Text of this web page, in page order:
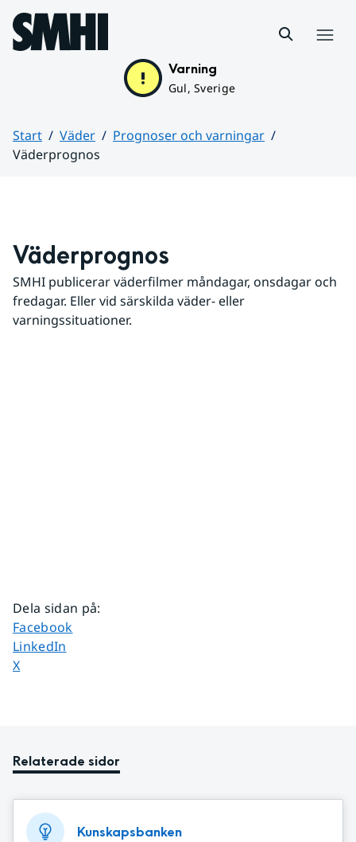
Hoppa till sidans innehåll
Varning
Gul, Sverige
Start Väder
Prognoser och varningar
Väderprognos
Väderprognos
SMHI publicerar väderfilmer måndagar, onsdagar och
fredagar. Eller vid särskilda väder- eller
varningssituationer.
Dela sidan på:
Dela sidan på
Facebook
Dela sidan på
LinkedIn
Dela sidan på
X
Relaterade sidor
Kunskapsbanken